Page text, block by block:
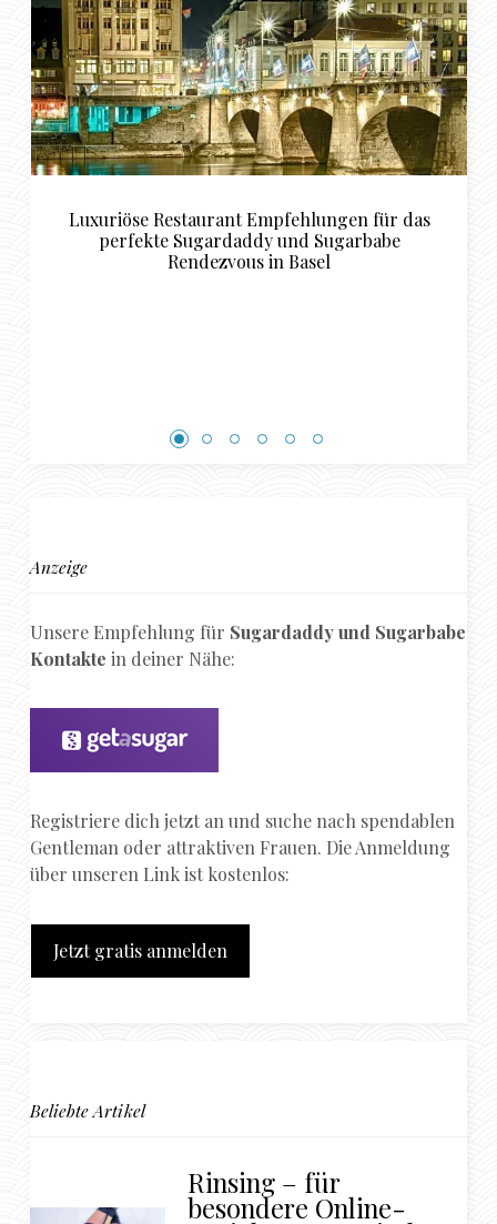
für das
Sugardating in Koblenz
Anzeige
Unsere Empfehlung für Sugardaddy und Sugarbabe
Kontakte in deiner Nähe:
Registriere dich jetzt an und suche nach spendablen
Gentleman oder attraktiven Frauen. Die Anmeldung
über unseren Link ist kostenlos:
Jetzt gratis anmelden
Beliebte Artikel
Rinsing – für
besondere Online-